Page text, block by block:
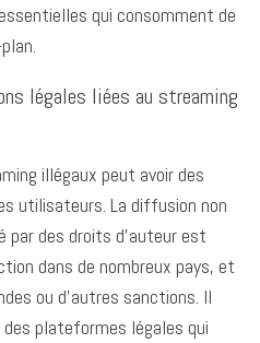
qui consomment de
légales liées au streaming
illégaux peut avoir des
utilisateurs. La diffusion non
par des droits d’auteur est
dans de nombreux pays, et
ou d’autres sanctions. Il
plateformes légales qui